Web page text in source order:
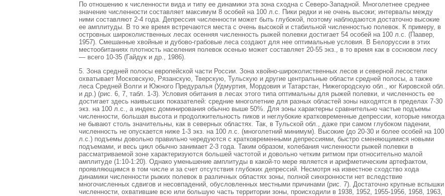
По отношению к численности вида и типу ее динамики эта зона сходна с Северо-Западной. Многолетнее среднее
значение численности составляет максимум 8 особей на 100 л.с. Пики редки и не очень высоки; интервалы между
ними составляют 2-4 года. Депрессия численности может быть глубокой, поэтому наблюдаются достаточно высокие
ее амплитуды. В то же время встречаются места с очень высокой и стабильной численностью полевок. К примеру, в
островных широколиственных лесах осенняя численность рыжей полевки достигает 54 особей на 100 л.с. (Паавер,
1957). Смешанные хвойные и дубово-грабовые леса создают для нее оптимальные условия. В Белоруссии в этих
местообитаниях плотность населения полевок осенью может составляет 20-55 экз., в то время как в сосновом лесу
— всего 10-35 (Гайдук и др., 1986).
5. Зона средней полосы европейской части России. Зона хвойно-широколиственных лесов и северной лесостепи
охватывает Московскую, Рязанскую, Тверскую, Тульскую и другие центральные области средней полосы, а также
леса Средней Волги и Южного Предуралья (Удмуртия, Мордовия и Татарстан, Нижегородскую обл., юг Кировской обл.
и др.) (рис. 6, 7, табл. 1-3). Условия обитания в лесах этого типа оптимальны для рыжей полевки, и численность ее
достигает здесь наивысших показателей: средние многолетние для разных областей зоны находятся в пределах 7-30
экз. на 100 л.с., а индекс доминирования обычно выше 50%. Для зоны характерны сравнительно частые подъемы
численности, большая высота и продолжительность пиков и неглубокие кратковременные депрессии, которые никогда
не бывают столь значительны, как в северных областях. Так, в Тульской обл., даже при самом глубоком падении,
численность не опускается ниже 1-3 экз. на 100 л.с. (многолетний минимум). Высокие (до 20-30 и более особей на 100
л.с.) подъемы довольно правильно чередуются с кратковременными депрессиями, быстро сменяющимися новыми
подъемами, и весь цикл обычно занимает 2-3 года. Таким образом, колебания численности рыжей полевки в
рассматриваемой зоне характеризуются большей частотой и довольно четким ритмом при относительно малой
амплитуде (1:10-1:20). Однако уменьшение амплитуды в какой-то мере является и арифметическим артефактом,
проявляющимся в том числе и за счет отсутствия глубоких депрессий. Несмотря на известное сходство хода
динамики численности рыжих полевок в различных областях зоны, полной синхронности нет вследствие
многочисленных сдвигов и несовпадений, обусловленных местными причинами (рис. 7). Достаточно крупные вспышки
численности, охватившие всю или большую часть территории зоны, происходили в 1938, 1952, 1955-1956, 1958, 1963,